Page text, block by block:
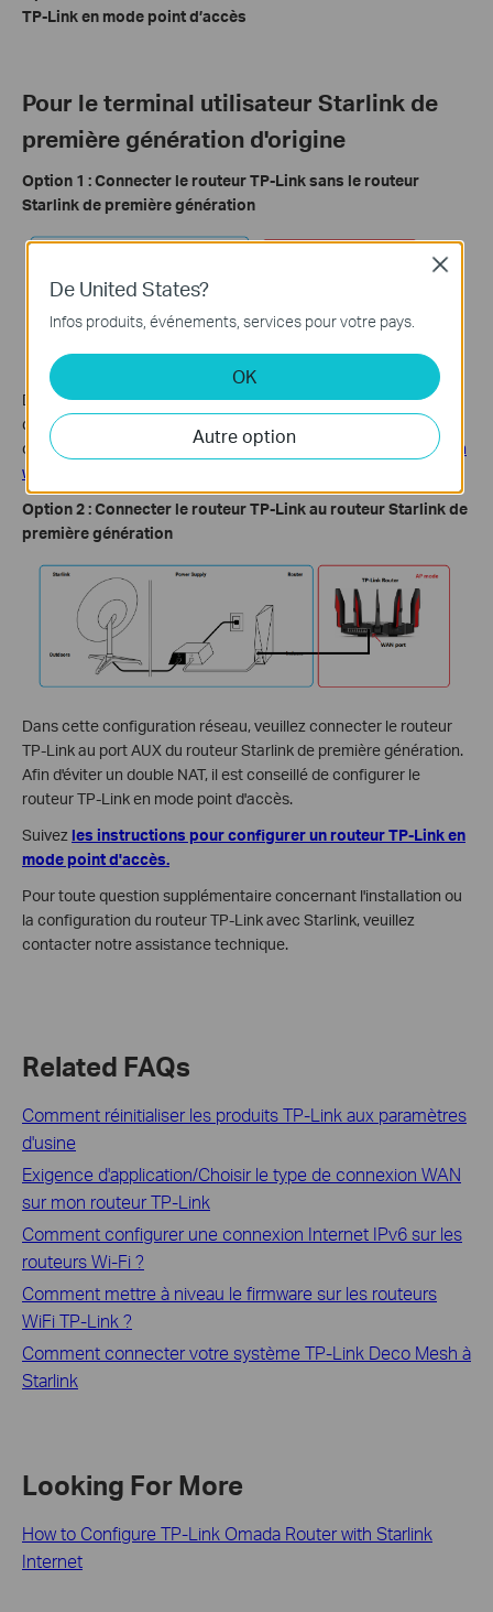
TP-Link en mode point d’accès
Pour le terminal utilisateur Starlink de
première génération d'origine
Option 1 : Connecter le routeur TP-Link sans le routeur
Starlink de première génération
Dans cette configuration, le routeur TP-Link se connecte
directement à l'alimentation de l'antenne Starlink et doit être
configuré en mode routeur sans fil. Consultez
la page de gestion
web pour savoir comment configurer un routeur TP-Link.
Option 2 : Connecter le routeur TP-Link au routeur Starlink de
première génération
Dans cette configuration réseau, veuillez connecter le routeur
TP-Link au port AUX du routeur Starlink de première génération.
Afin d'éviter un double NAT, il est conseillé de configurer le
routeur TP-Link en mode point d'accès.
Suivez les instructions pour configurer un routeur TP-Link en
mode point d'accès.
Pour toute question supplémentaire concernant l'installation ou
la configuration du routeur TP-Link avec Starlink, veuillez
contacter notre assistance technique.
Related FAQs
Comment réinitialiser les produits TP-Link aux paramètres
d'usine
Exigence d'application/Choisir le type de connexion WAN
sur mon routeur TP-Link
Comment configurer une connexion Internet IPv6 sur les
routeurs Wi-Fi ?
Comment mettre à niveau le firmware sur les routeurs
WiFi TP-Link ?
Comment connecter votre système TP-Link Deco Mesh à
Starlink
Looking For More
How to Configure TP-Link Omada Router with Starlink
Internet
De United States?
Infos produits, événements, services pour votre pays.
OK
Autre option
Close